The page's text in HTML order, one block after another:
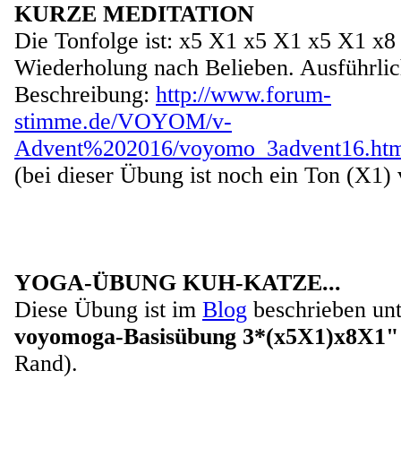
KURZE MEDITATION
Die Tonfolge ist: x5 X1 x5 X1 x5 X1
Wiederholung nach Belieben.
Beschreibung: http://www.forum-
stimme.de/VOYOM/v-
Advent%202016/
(bei dieser Übung ist noch ein Ton (X1)
YOGA-ÜBUNG KUH-KATZE...
Diese Übung ist im Blog beschrieben
voyomoga-Basisübung
Rand).